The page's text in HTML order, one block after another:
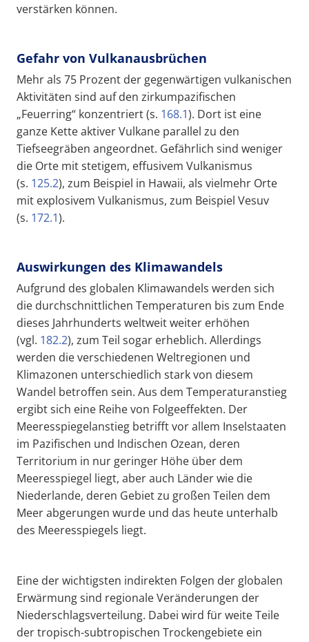
verstärken können.
Gefahr von Vulkanausbrüchen
Mehr als 75 Prozent der gegenwärtigen vulkanischen
Aktivitäten sind auf den zirkumpazifischen
„Feuerring“ konzentriert (s. 168.1). Dort ist eine
ganze Kette aktiver Vulkane parallel zu den
Tiefseegräben angeordnet. Gefährlich sind weniger
die Orte mit stetigem, effusivem Vulkanismus
(s. 125.2), zum Beispiel in Hawaii, als vielmehr Orte
mit explosivem Vulkanismus, zum Beispiel Vesuv
(s. 172.1).
Auswirkungen des Klimawandels
Aufgrund des globalen Klimawandels werden sich
die durchschnittlichen Temperaturen bis zum Ende
dieses Jahrhunderts weltweit weiter erhöhen
(vgl. 182.2), zum Teil sogar erheblich. Allerdings
werden die verschiedenen Weltregionen und
Klimazonen unterschiedlich stark von diesem
Wandel betroffen sein. Aus dem Temperaturanstieg
ergibt sich eine Reihe von Folgeeffekten. Der
Meeresspiegelanstieg betrifft vor allem Inselstaaten
im Pazifischen und Indischen Ozean, deren
Territorium in nur geringer Höhe über dem
Meeresspiegel liegt, aber auch Länder wie die
Niederlande, deren Gebiet zu großen Teilen dem
Meer abgerungen wurde und das heute unterhalb
des Meeresspiegels liegt.
Eine der wichtigsten indirekten Folgen der globalen
Erwärmung sind regionale Veränderungen der
Niederschlagsverteilung. Dabei wird für weite Teile
der tropisch-subtropischen Trockengebiete ein